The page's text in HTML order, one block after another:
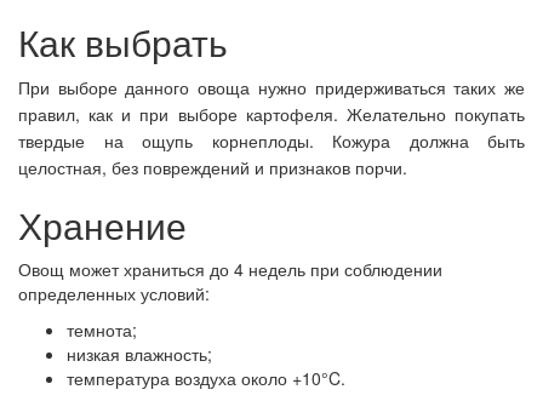
Как выбрать
При выборе данного овоща нужно придерживаться таких же
правил, как и при выборе картофеля. Желательно покупать
твердые на ощупь корнеплоды. Кожура должна быть
целостная, без повреждений и признаков порчи.
Хранение
Овощ может храниться до 4 недель при соблюдении
определенных условий:
темнота;
низкая влажность;
температура воздуха около +10°C.